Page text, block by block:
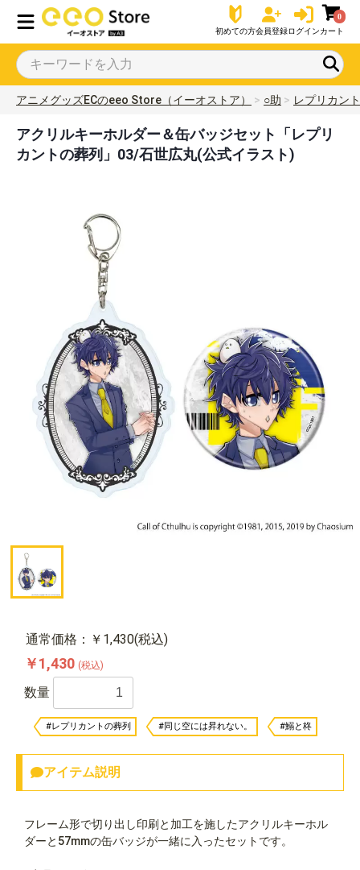
初めての方会員登録ログイン
0
カート
アニメグッズECのeeo Store（イーオストア） ○助 レプリカン
アクリルキーホルダー＆缶バッジセット「レプリ
カントの葬列」03/石世広丸(公式イラスト)
通常価格：￥1,430(税込)
￥1,430 (税込)
数量
#レプリカントの葬列 #同じ空には昇れない。 #鰯と柊
アイテム説明
フレーム形で切り出し印刷と加工を施したアクリルキーホル
ダーと57mmの缶バッジが一緒に入ったセットです。